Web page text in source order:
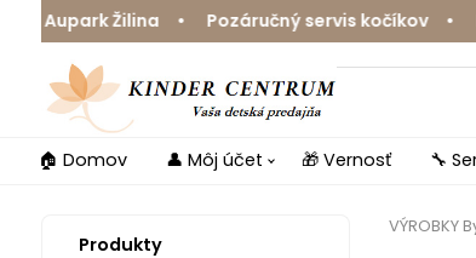
Žilina • Pozáručný servis kočíkov •
🏠 Domov 👤 Môj účet 🎁 Vernosť 🔧
Produkty
VÝROBKY